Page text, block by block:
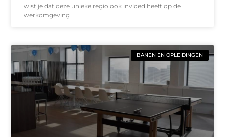
wist je dat deze unieke regio ook invloed heeft op de
werkomgeving
BANEN EN OPLEIDINGEN